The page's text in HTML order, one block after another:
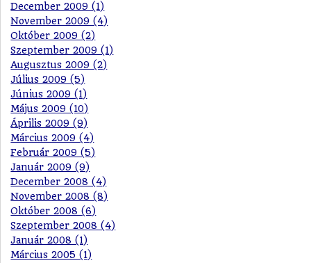
December 2009 (1)
November 2009 (4)
Október 2009 (2)
Szeptember 2009 (1)
Augusztus 2009 (2)
Július 2009 (5)
Június 2009 (1)
Május 2009 (10)
Április 2009 (9)
Március 2009 (4)
Február 2009 (5)
Január 2009 (9)
December 2008 (4)
November 2008 (8)
Október 2008 (6)
Szeptember 2008 (4)
Január 2008 (1)
Március 2005 (1)